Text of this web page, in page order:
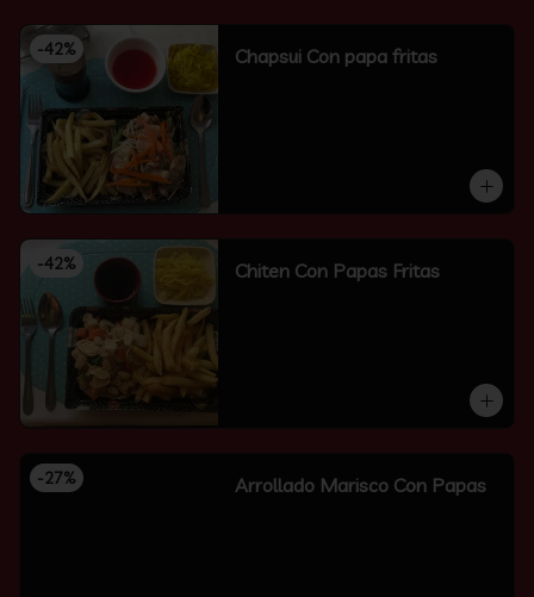
-42% Chapsui Con papa fritas
-42% Chiten Con Papas Fritas
-27% Arrollado Marisco Con Papas